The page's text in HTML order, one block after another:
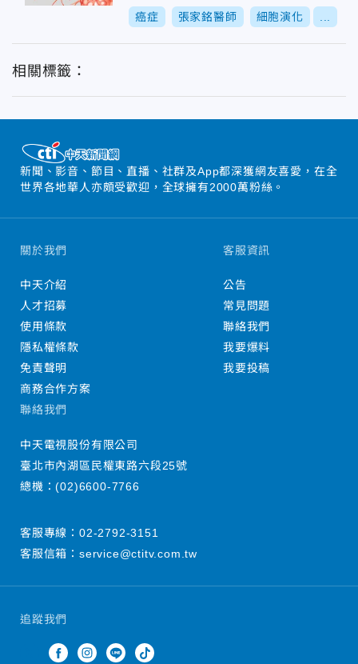
癌症 張家銘醫師 細胞演化
相關標籤：
新聞、影音、節目、直播、社群及App都深獲網友喜愛，在全
世界各地華人亦頗受歡迎，全球擁有2000萬粉絲。
追蹤我們
關於我們
中天介紹
人才招募
使用條款
隱私權條款
免責聲明
商務合作方案
客服資訊
公告
常見問題
聯絡我們
我要爆料
我要投稿
聯絡我們
中天電視股份有限公司
臺北市內湖區民權東路六段25號
總機：(02)6600-7766
客服專線： 02-2792-3151
客服信箱： service@ctitv.com.tw